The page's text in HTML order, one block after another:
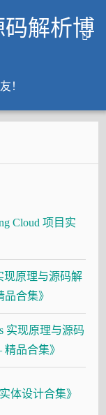
解析博
！
Cloud 项目实
现原理与源码解
合集》
实现原理与源码
品合集》
体设计合集》